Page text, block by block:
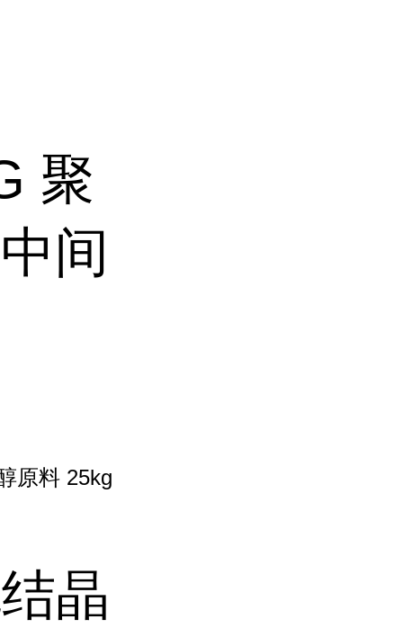
聚
间
原料 25kg
晶